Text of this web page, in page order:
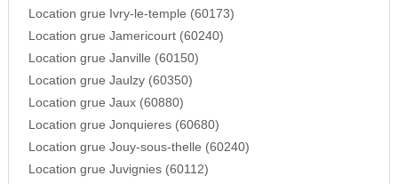
Location grue Ivry-le-temple (60173)
Location grue Jamericourt (60240)
Location grue Janville (60150)
Location grue Jaulzy (60350)
Location grue Jaux (60880)
Location grue Jonquieres (60680)
Location grue Jouy-sous-thelle (60240)
Location grue Juvignies (60112)